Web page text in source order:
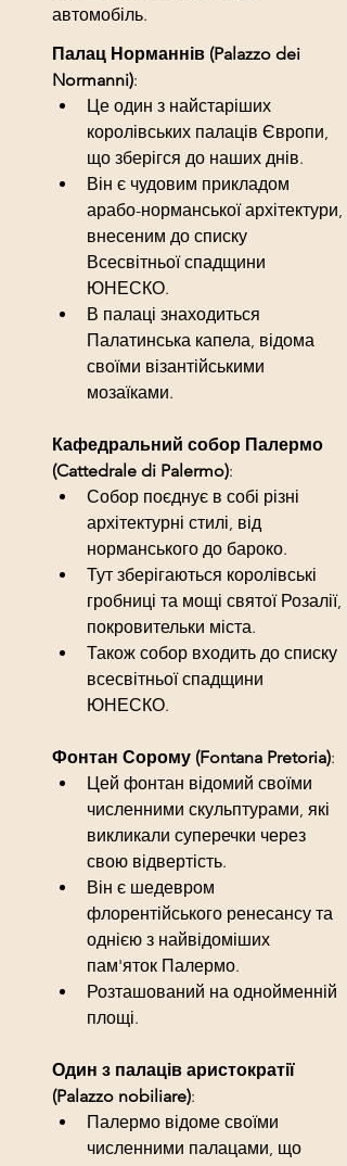
автомобіль.
Палац Норманнів (Palazzo dei
Normanni):
Це один з найстаріших
королівських палаців Європи,
що зберігся до наших днів.
Він є чудовим прикладом
арабо-норманської архітектури,
внесеним до списку
Всесвітньої спадщини
ЮНЕСКО.
В палаці знаходиться
Палатинська капела, відома
своїми візантійськими
мозаїками.
Кафедральний собор Палермо
(Cattedrale di Palermo):
Собор поєднує в собі різні
архітектурні стилі, від
норманського до бароко.
Тут зберігаються королівські
гробниці та мощі святої Розалії,
покровительки міста.
Також собор входить до списку
всесвітньої спадщини
ЮНЕСКО.
Фонтан Сорому (Fontana Pretoria):
Цей фонтан відомий своїми
численними скульптурами, які
викликали суперечки через
свою відвертість.
Він є шедевром
флорентійського ренесансу та
однією з найвідоміших
пам'яток Палермо.
Розташований на однойменній
площі.
Один з палаців аристократії
(Palazzo nobiliare):
Палермо відоме своїми
численними палацами, що